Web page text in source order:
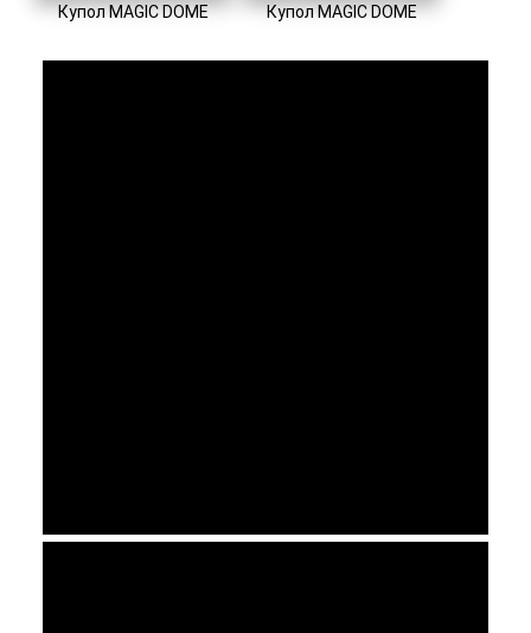
Купол MAGIC DOME Купол MAGIC DOME